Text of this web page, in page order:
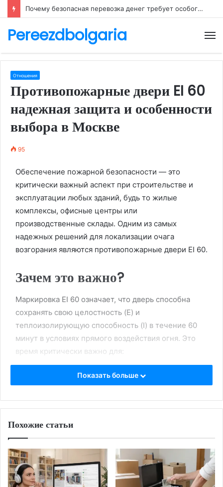
Почему безопасная перевозка денег требует особого внимания
Pereezdbolgaria
Отношения
Противопожарные двери EI 60
надежная защита и особенности
выбора в Москве
95
Обеспечение пожарной безопасности — это
критически важный аспект при строительстве и
эксплуатации любых зданий, будь то жилые
комплексы, офисные центры или
производственные склады. Одним из самых
надежных решений для локализации очага
возгорания являются противопожарные двери EI 60.
Зачем это важно?
Маркировка EI 60 означает, что дверь способна
сохранять свою целостность (E) и
теплоизолирующую способность (I) в течение 60
минут в условиях прямого воздействия огня. Это
время критически важно для:
Безопасной эвакуации людей из здания.
Минимизации материального ущерба
имуществу.
Показать больше
Похожие статьи